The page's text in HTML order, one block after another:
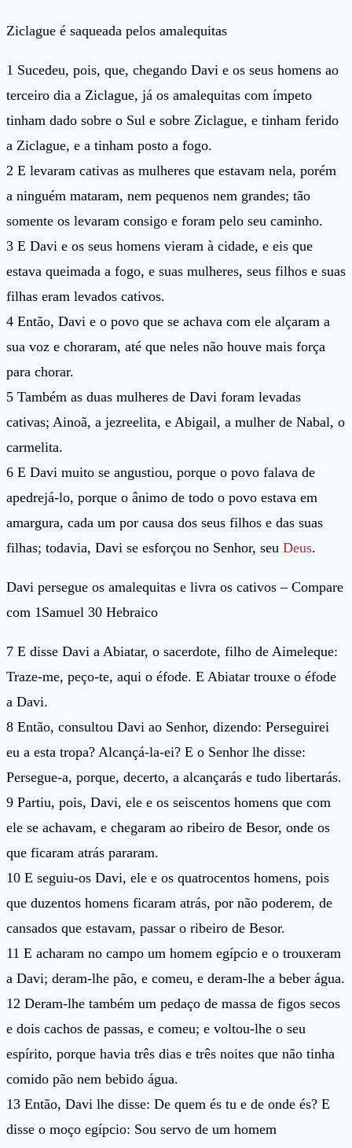
Ziclague é saqueada pelos amalequitas
1 Sucedeu, pois, que, chegando Davi e os seus homens ao
terceiro dia a Ziclague, já os amalequitas com ímpeto
tinham dado sobre o Sul e sobre Ziclague, e tinham ferido
a Ziclague, e a tinham posto a fogo.
2 E levaram cativas as mulheres que estavam nela, porém
a ninguém mataram, nem pequenos nem grandes; tão
somente os levaram consigo e foram pelo seu caminho.
3 E Davi e os seus homens vieram à cidade, e eis que
estava queimada a fogo, e suas mulheres, seus filhos e suas
filhas eram levados cativos.
4 Então, Davi e o povo que se achava com ele alçaram a
sua voz e choraram, até que neles não houve mais força
para chorar.
5 Também as duas mulheres de Davi foram levadas
cativas; Ainoã, a jezreelita, e Abigail, a mulher de Nabal, o
carmelita.
6 E Davi muito se angustiou, porque o povo falava de
apedrejá-lo, porque o ânimo de todo o povo estava em
amargura, cada um por causa dos seus filhos e das suas
filhas; todavia, Davi se esforçou no Senhor, seu Deus.
Davi persegue os amalequitas e livra os cativos – Compare
com 1Samuel 30 Hebraico
7 E disse Davi a Abiatar, o sacerdote, filho de Aimeleque:
Traze-me, peço-te, aqui o éfode. E Abiatar trouxe o éfode
a Davi.
8 Então, consultou Davi ao Senhor, dizendo: Perseguirei
eu a esta tropa? Alcançá-la-ei? E o Senhor lhe disse:
Persegue-a, porque, decerto, a alcançarás e tudo libertarás.
9 Partiu, pois, Davi, ele e os seiscentos homens que com
ele se achavam, e chegaram ao ribeiro de Besor, onde os
que ficaram atrás pararam.
10 E seguiu-os Davi, ele e os quatrocentos homens, pois
que duzentos homens ficaram atrás, por não poderem, de
cansados que estavam, passar o ribeiro de Besor.
11 E acharam no campo um homem egípcio e o trouxeram
a Davi; deram-lhe pão, e comeu, e deram-lhe a beber água.
12 Deram-lhe também um pedaço de massa de figos secos
e dois cachos de passas, e comeu; e voltou-lhe o seu
espírito, porque havia três dias e três noites que não tinha
comido pão nem bebido água.
13 Então, Davi lhe disse: De quem és tu e de onde és? E
disse o moço egípcio: Sou servo de um homem